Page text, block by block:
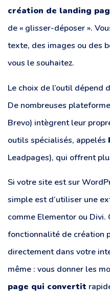
création de landing
de « glisser-déposer ».
texte, des images ou des
vous le souhaitez.
Le choix de l’outil dépend
De nombreuses
Brevo) intègrent leur
outils spécialisés, appelés
Leadpages), qui offrent
Si votre site est sur
simple est d’utiliser une
comme Elementor ou
fonctionnalité de création
directement dans votre
même : vous donner les
page qui convertit